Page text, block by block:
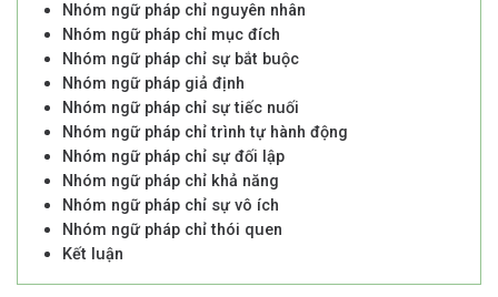
Nhóm ngữ pháp chỉ nguyên nhân
Nhóm ngữ pháp chỉ mục đích
Nhóm ngữ pháp chỉ sự bắt buộc
Nhóm ngữ pháp giả định
Nhóm ngữ pháp chỉ sự tiếc nuối
Nhóm ngữ pháp chỉ trình tự hành động
Nhóm ngữ pháp chỉ sự đối lập
Nhóm ngữ pháp chỉ khả năng
Nhóm ngữ pháp chỉ sự vô ích
Nhóm ngữ pháp chỉ thói quen
Kết luận